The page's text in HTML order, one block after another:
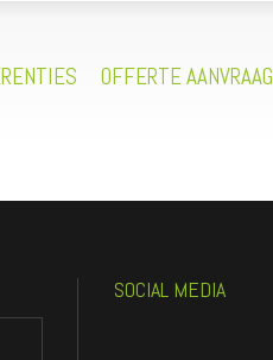
OFFERTE AANVRAAG
SOCIAL MEDIA